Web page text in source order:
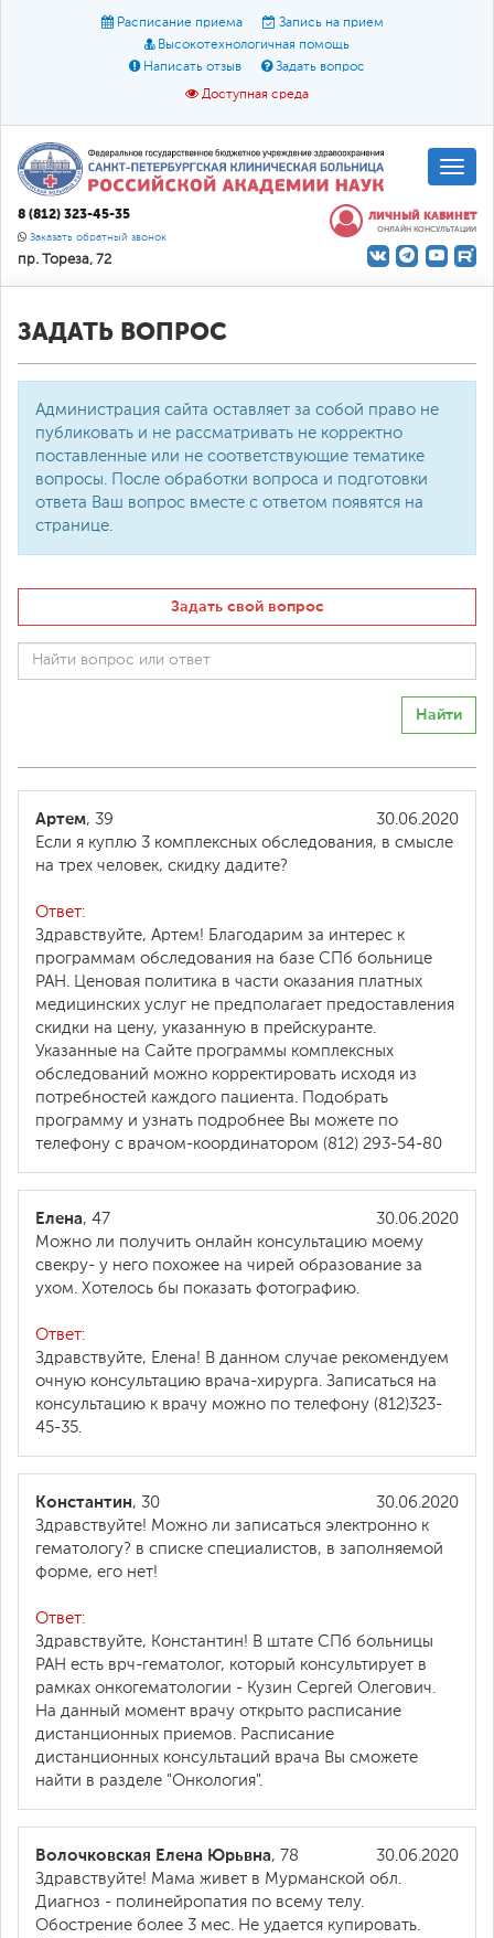
Расписание приема
Запись на прием
Высокотехнологичная помощь
Написать отзыв
Задать вопрос
Доступная среда
Размер шрифта: A A A
Цвет:
О доступной среде
8 (812) 323-45-35
Заказать обратный звонок
пр. Тореза, 72
ЛИЧНЫЙ КАБИНЕТ
ОНЛАЙН КОНСУЛЬТАЦИИ
ЗАДАТЬ ВОПРОС
Администрация сайта оставляет за собой право не
публиковать и не рассматривать не корректно
поставленные или не соответствующие тематике
вопросы. После обработки вопроса и подготовки
ответа Ваш вопрос вместе с ответом появятся на
странице.
Задать свой вопрос
Найти
30.06.2020
Артем, 39
Если я куплю 3 комплексных обследования, в смысле
на трех человек, скидку дадите?
Ответ:
Здравствуйте, Артем! Благодарим за интерес к
программам обследования на базе СПб больнице
РАН. Ценовая политика в части оказания платных
медицинских услуг не предполагает предоставления
скидки на цену, указанную в прейскуранте.
Указанные на Сайте программы комплексных
обследований можно корректировать исходя из
потребностей каждого пациента. Подобрать
программу и узнать подробнее Вы можете по
телефону с врачом-координатором (812) 293-54-80
30.06.2020
Елена, 47
Можно ли получить онлайн консультацию моему
свекру- у него похожее на чирей образование за
ухом. Хотелось бы показать фотографию.
Ответ:
Здравствуйте, Елена! В данном случае рекомендуем
очную консультацию врача-хирурга. Записаться на
консультацию к врачу можно по телефону (812)323-
45-35.
30.06.2020
Константин, 30
Здравствуйте! Можно ли записаться электронно к
гематологу? в списке специалистов, в заполняемой
форме, его нет!
Ответ:
Здравствуйте, Константин! В штате СПб больницы
РАН есть врч-гематолог, который консультирует в
рамках онкогематологии - Кузин Сергей Олегович.
На данный момент врачу открыто расписание
дистанционных приемов. Расписание
дистанционных консультаций врача Вы сможете
найти в разделе "Онкология".
30.06.2020
Волочковская Елена Юрьвна, 78
Здравствуйте! Мама живет в Мурманской обл.
Диагноз - полинейропатия по всему телу.
Обострение более 3 мес. Не удается купировать.